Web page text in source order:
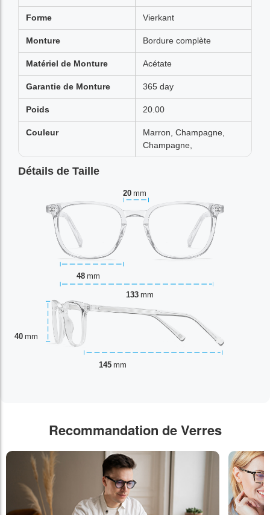
Forme Vierkant
Monture Bordure complète
Matériel de Monture Acétate
Garantie de Monture 365 day
Poids 20.00
Couleur
Marron, Champagne,
Champagne,
Détails de Taille
20 mm
48 mm
40 mm
133 mm
145 mm
Recommandation de Verres